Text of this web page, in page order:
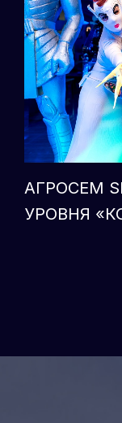
АГРОСЕМ
УРОВНЯ